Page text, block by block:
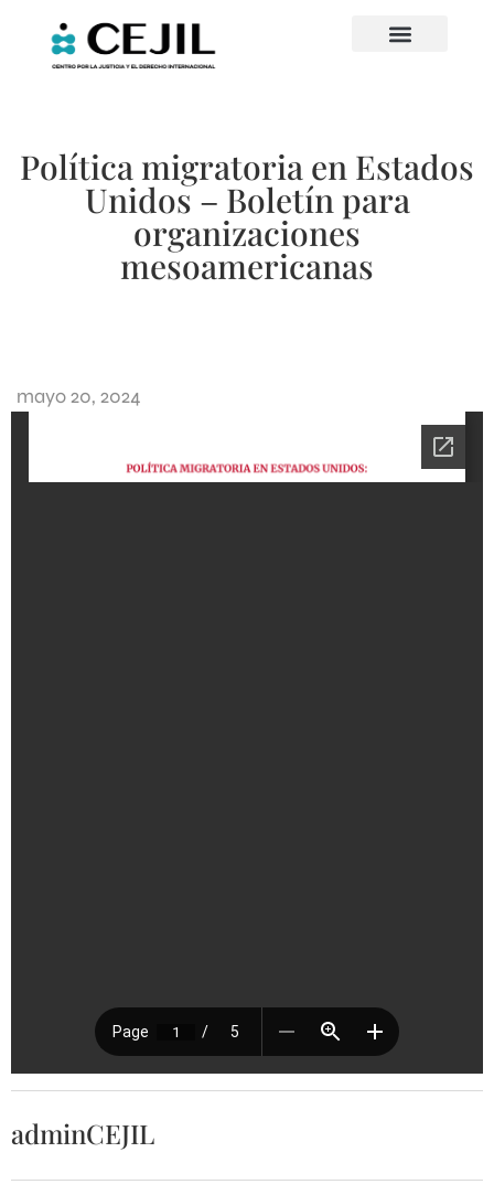
Política migratoria en Estados
Unidos – Boletín para
organizaciones
mesoamericanas
mayo 20, 2024
adminCEJIL